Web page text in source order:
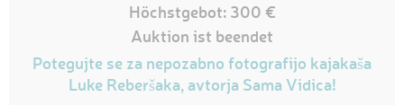
Höchstgebot: 300 €
Auktion ist beendet
Potegujte se za nepozabno fotografijo kajakaša
Luke Reberšaka, avtorja Sama Vidica!